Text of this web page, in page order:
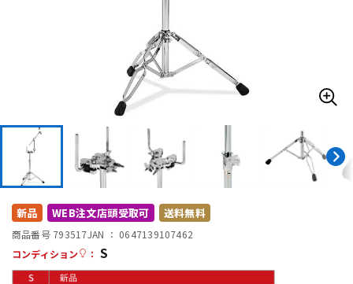
DTM オンライン納品 レコーディング機器
配信/ライブ機器
新品 WEB注文店頭受取可 送料無料
商品番号 793517JAN ： 0647139107462
コンディション
： S